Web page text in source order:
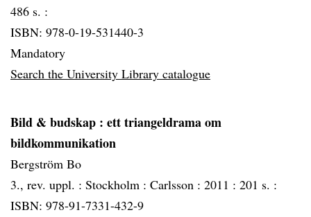
486 s. :
ISBN: 978-0-19-531440-3
Mandatory
Search the University Library catalogue
Bild & budskap : ett triangeldrama om
bildkommunikation
Bergström Bo
3., rev. uppl. : Stockholm : Carlsson : 2011 : 201 s. :
ISBN: 978-91-7331-432-9